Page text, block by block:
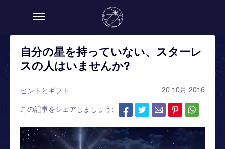
自分の星を持っていない、スターレ
スの人はいませんか?
ヒントとギフト 20 10月 2016
この記事をシェアしましょう: